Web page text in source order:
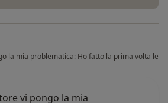
la mia problematica: Ho fatto la prima volta le
vi pongo la mia